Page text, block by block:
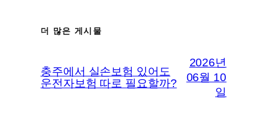
더 많은 게시물
충주에서 실손보험 있어도
운전자보험 따로 필요할까?
2026년
06월 10
일